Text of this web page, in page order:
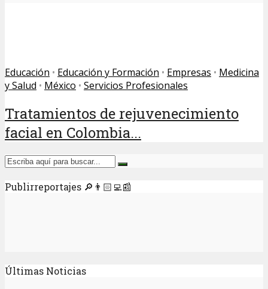
Educación • Educación y Formación • Empresas • Medicina
y Salud • México • Servicios Profesionales
Tratamientos de rejuvenecimiento
facial en Colombia...
Publirreportajes 🔎👨🏻‍💻📰
Últimas Noticias